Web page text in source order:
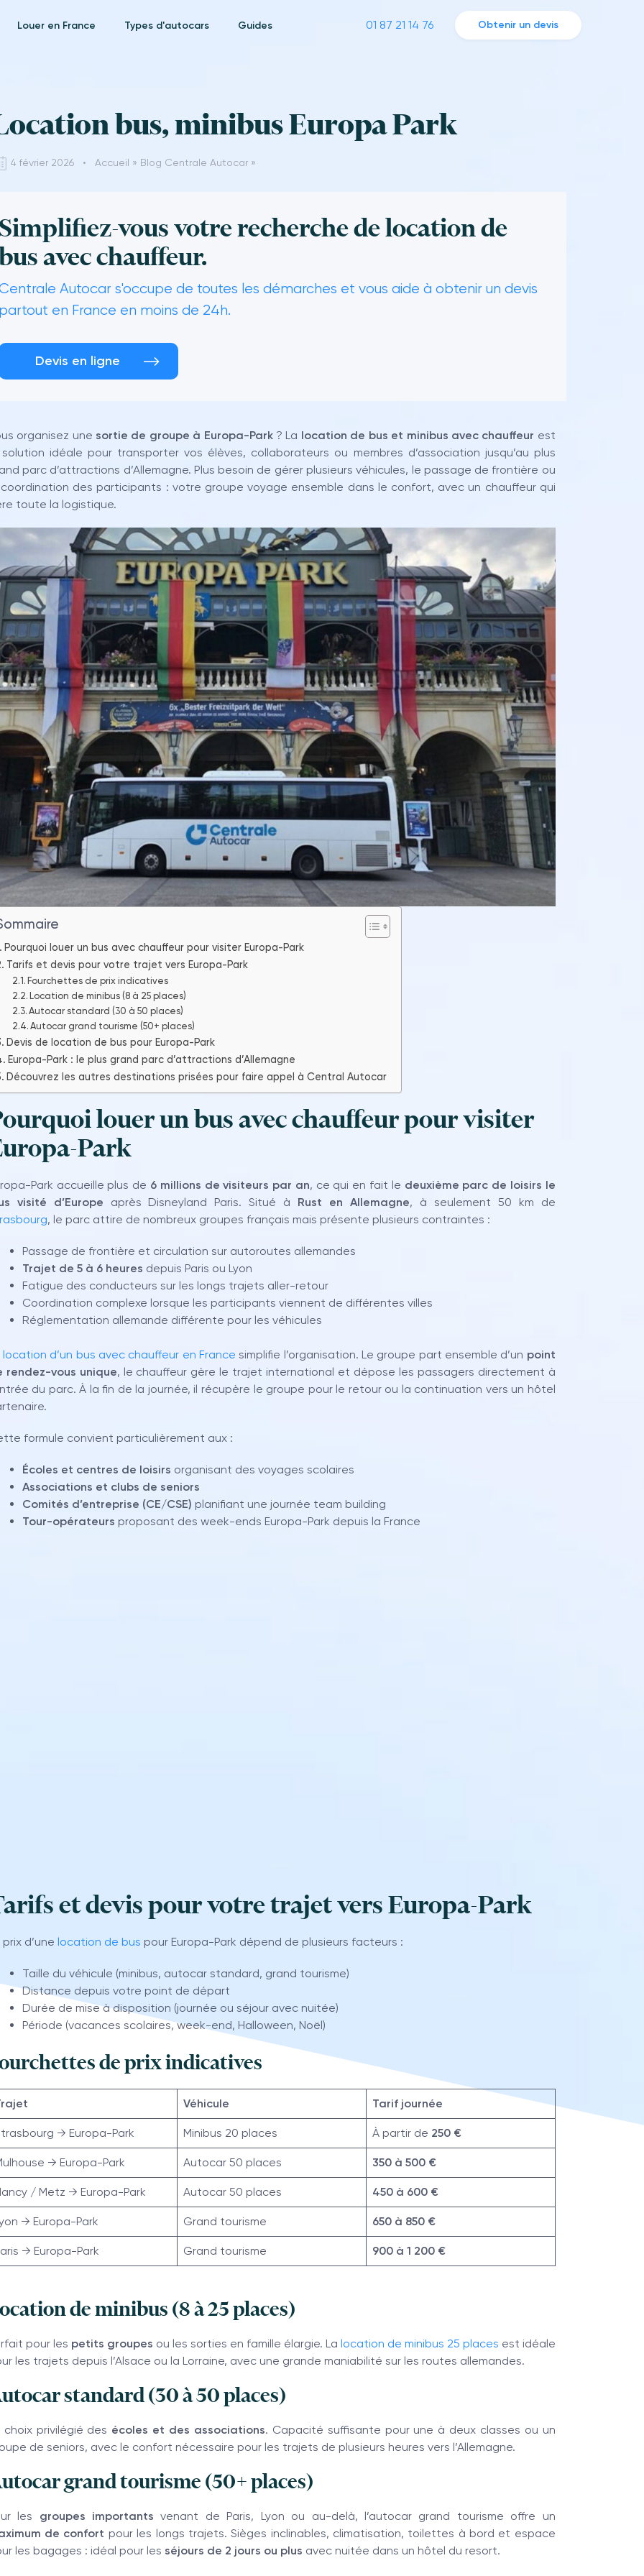
Louer en France Types d'autocars Guides 01 87 21 14 76 Obtenir un devis
bus, minibus Europa Park
4 février 2026 • Accueil » Blog Centrale Autocar »
vous votre recherche de location de
avec chauffeur.
Autocar s'occupe de toutes les démarches et vous aide à obtenir un devis
en France en moins de 24h.
Devis en ligne
organisez une sortie de groupe à Europa-Park? La location de bus et minibus avec chauffeur est
idéale pour transporter vos élèves, collaborateurs ou membres d’association jusqu’au plus
parc d’attractions d’Allemagne. Plus besoin de gérer plusieurs véhicules, le passage de frontière ou
des participants : votre groupe voyage ensemble dans le confort, avec un chauffeur qui
toute la logistique.
Pourquoi louer un bus avec chauffeur pour visiter Europa-Park
Tarifs et devis pour votre trajet vers Europa-Park
Fourchettes de prix indicatives
Location de minibus (8 à 25 places)
Autocar standard (30 à 50 places)
Autocar grand tourisme (50+ places)
Devis de location de bus pour Europa-Park
Europa-Park : le plus grand parc d’attractions d’Allemagne
Découvrez les autres destinations prisées pour faire appel à Central Autocar
louer un bus avec chauffeur pour visiter
Park
Park accueille plus de 6 millions de visiteurs par an, ce qui en fait le deuxième parc de loisirs le
visité d’Europe après Disneyland Paris. Situé à Rust en Allemagne, à seulement 50 km de
, le parc attire de nombreux groupes français mais présente plusieurs contraintes :
Passage de frontière et circulation sur autoroutes allemandes
Trajet de 5 à 6 heures depuis Paris ou Lyon
Fatigue des conducteurs sur les longs trajets aller-retour
Coordination complexe lorsque les participants viennent de différentes villes
Réglementation allemande différente pour les véhicules
location d’un bus avec chauffeur en France simplifie l’organisation. Le groupe part ensemble d’un point
rendez-vous unique, le chauffeur gère le trajet international et dépose les passagers directement à
du parc. À la fin de la journée, il récupère le groupe pour le retour ou la continuation vers un hôtel
formule convient particulièrement aux :
Écoles et centres de loisirs organisant des voyages scolaires
Associations et clubs de seniors
Comités d’entreprise (CE/CSE) planifiant une journée team building
Tour-opérateurs proposant des week-ends Europa-Park depuis la France
et devis pour votre trajet vers Europa-Park
prix d’une location de bus pour Europa-Park dépend de plusieurs facteurs :
Taille du véhicule (minibus, autocar standard, grand tourisme)
Distance depuis votre point de départ
Durée de mise à disposition (journée ou séjour avec nuitée)
Période (vacances scolaires, week-end, Halloween, Noël)
de prix indicatives
Véhicule Tarif journée
→ Europa-Park Minibus 20 places À partir de 250 €
→ Europa-Park Autocar 50 places 350 à 500 €
/ Metz → Europa-Park Autocar 50 places 450 à 600 €
→ Europa-Park Grand tourisme 650 à 850 €
→ Europa-Park Grand tourisme 900 à 1 200 €
de minibus (8 à 25 places)
pour les petits groupes ou les sorties en famille élargie. La location de minibus 25 places est idéale
les trajets depuis l’Alsace ou la Lorraine, avec une grande maniabilité sur les routes allemandes.
standard (30 à 50 places)
choix privilégié des écoles et des associations. Capacité suffisante pour une à deux classes ou un
de seniors, avec le confort nécessaire pour les trajets de plusieurs heures vers l’Allemagne.
grand tourisme (50+ places)
les groupes importants venant de Paris, Lyon ou au-delà, l’autocar grand tourisme offre un
de confort pour les longs trajets. Sièges inclinables, climatisation, toilettes à bord et espace
les bagages : idéal pour les séjours de 2 jours ou plus avec nuitée dans un hôtel du resort.